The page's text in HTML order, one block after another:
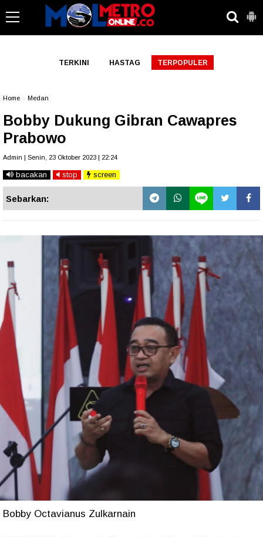
TERKINI HASTAG TERPOPULER
Home Medan
Bobby Dukung Gibran Cawapres
Prabowo
Admin | Senin, 23 Oktober 2023 | 22:24
bacakan stop screen
Sebarkan:
Bobby Octavianus Zulkarnain